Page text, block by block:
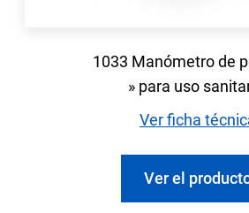
1033 Manómetro de
» para uso
Ver ficha
Ver el